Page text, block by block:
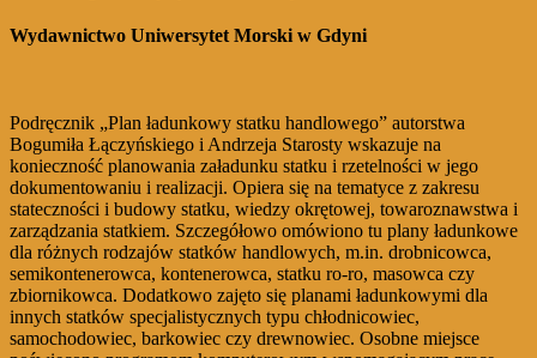
Wydawnictwo Uniwersytet Morski w Gdyni
Podręcznik „Plan ładunkowy statku handlowego” autorstwa
Bogumiła Łączyńskiego i Andrzeja Starosty wskazuje na
konieczność planowania załadunku statku i rzetelności w jego
dokumentowaniu i realizacji. Opiera się na tematyce z zakresu
stateczności i budowy statku, wiedzy okrętowej, towaroznawstwa i
zarządzania statkiem. Szczegółowo omówiono tu plany ładunkowe
dla różnych rodzajów statków handlowych, m.in. drobnicowca,
semikontenerowca, kontenerowca, statku ro-ro, masowca czy
zbiornikowca. Dodatkowo zajęto się planami ładunkowymi dla
innych statków specjalistycznych typu chłodnicowiec,
samochodowiec, barkowiec czy drewnowiec. Osobne miejsce